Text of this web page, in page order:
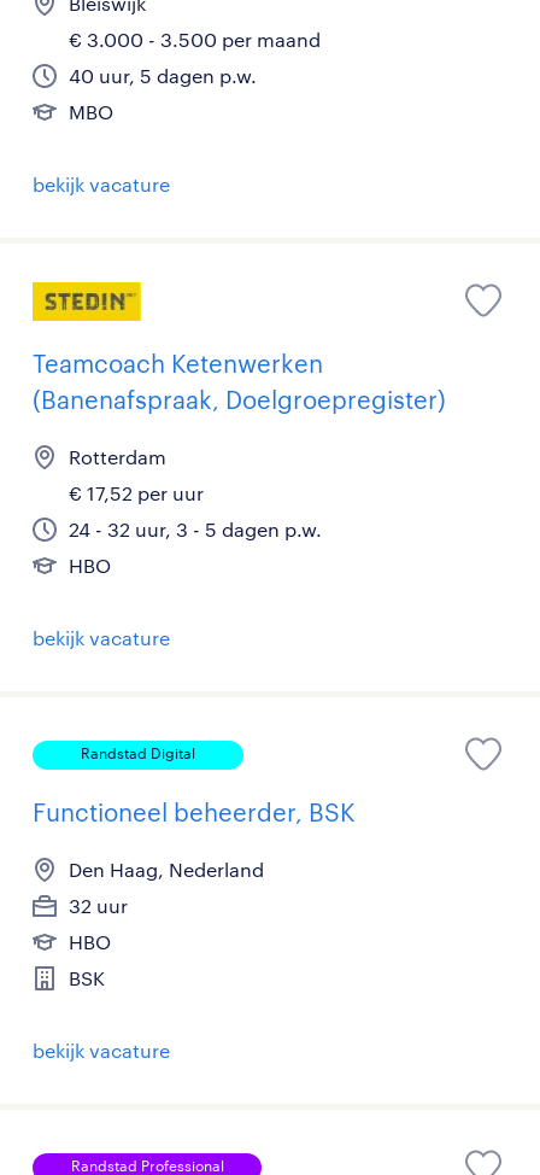
€ 3.000 - 3.500 per maand
40 uur, 5 dagen p.w.
MBO
bekijk vacature
Teamcoach Ketenwerken
(Banenafspraak, Doelgroepregister)
Rotterdam
€ 17,52 per uur
24 - 32 uur, 3 - 5 dagen p.w.
HBO
bekijk vacature
Randstad Digital
Functioneel beheerder, BSK
Den Haag, Nederland
32 uur
HBO
BSK
bekijk vacature
Randstad Professional